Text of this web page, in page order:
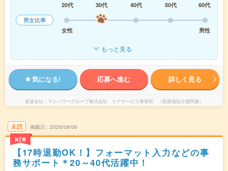
20代
30代 40代 50代
60代
男女比率
女性
男性
もっと見る
気になる! 応募へ進む 詳しく見る
派遣会社 マンパワーグループ株式会社 ケアサービス事業部 （医療福祉介護関連）
未読
NEW
掲載日 2026/08/06
【17時退勤OK！】フォーマット入力などの事
務サポート＊20～40代活躍中！